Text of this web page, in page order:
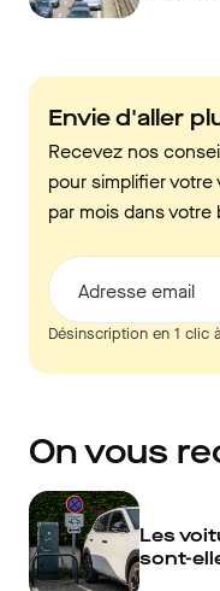
Envie d'aller
Recevez nos
pour simplifier
par mois dans votre
Adresse email
Désinscription en 1 clic
On vous
Les
sont-